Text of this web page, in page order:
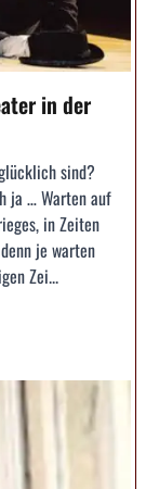
in der
sind?
ja … Warten auf
in Zeiten
je warten
Zei...